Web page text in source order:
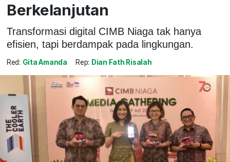
Berkelanjutan
Transformasi digital CIMB Niaga tak hanya
efisien, tapi berdampak pada lingkungan.
Red: Gita Amanda Rep: Dian Fath Risalah